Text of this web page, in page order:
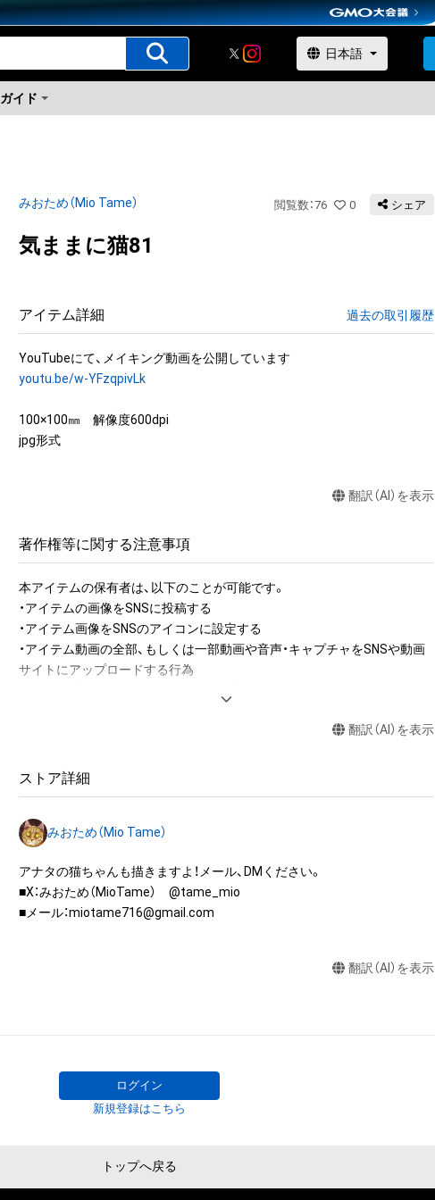
ガイド
みおため（Mio Tame） 閲覧数 ：76 0 シェア
気ままに猫81
アイテム詳細 過去の取引履歴
youtu.be/w-YFzqpivLk
100×100㎜　解像度600dpi
jpg形式
翻訳（AI）を表示
著作権等に関する注意事項
本アイテムの保有者は、以下のことが可能です。
・アイテムの画像をSNSに投稿する
・アイテム画像をSNSのアイコンに設定する
・アイテム動画の全部、もしくは一部動画や音声・キャプチャをSNSや動画
サイトにアップロードする行為
・アイテムの画像を使用してメッセージカードを制作し友達に送る
アイテムに関する注意事項
用新案権、商標権、意匠権その他の知的財産権(それらの権利を取得し、又は
は、本アイテムの著作権を有する方、著作隣接権の権利者またはその管理委
託を受けている者によって保護されています。そのため、本アイテムを保
有していたとしても、本アイテムに関する創作物にかかる知的財産権を有
を受けている者からの事前の同意なしに、上記の「本アイテムの保有者が有
用またはその恐れのある利用など、作成者が不適切であると判断した場合、
利用をお断りさせていただきます。
miotame716@gmail.com
翻訳（AI）を表示
ストア詳細
みおため（Mio Tame）
アナタの猫ちゃんも描きますよ！メール、DMください。
■X：みおため（MioTame）　@tame_mio
■メール：miotame716@gmail.com
翻訳（AI）を表示
ログイン
新規登録はこちら
トップへ戻る